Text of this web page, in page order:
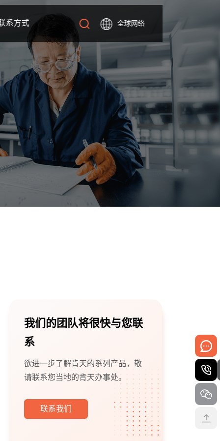
系方式 全球网络
我们的团队将很快与您联
系
欲进一步了解肯天的系列产品，敬
请联系您当地的肯天办事处。
联系我们